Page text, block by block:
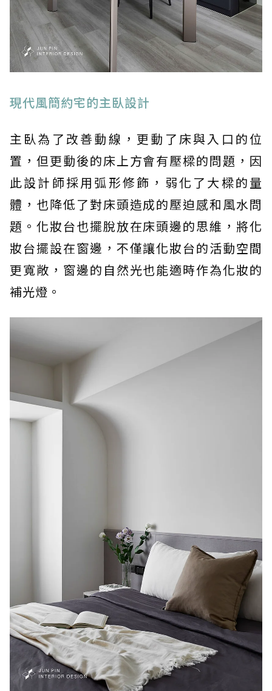
現代風簡約宅的主臥設計
主臥為了改善動線，更動了床與入口的位
置，但更動後的床上方會有壓樑的問題，因
此設計師採用弧形修飾，弱化了大樑的量
體，也降低了對床頭造成的壓迫感和風水問
題。化妝台也擺脫放在床頭邊的思維，將化
妝台擺設在窗邊，不僅讓化妝台的活動空間
更寬敞，窗邊的自然光也能適時作為化妝的
補光燈。